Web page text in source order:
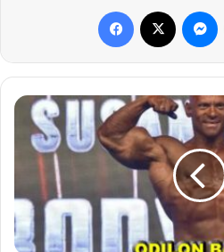
Facebook
O
santista
Odilon
Batista
Bi-
campeão
Mundial